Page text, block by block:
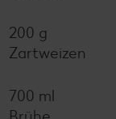
200 g
Zartweizen
700 ml